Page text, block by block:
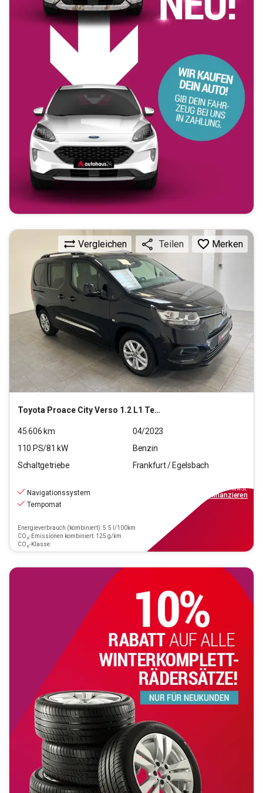
Toyota Proace City Verso 1.2 L1 Team D S/S (EURO 6d)
Vergleichen Teilen Merken
45.606 km
04/2023
110 PS/81 kW
Benzin
Schaltgetriebe
Frankfurt / Egelsbach
Navigationssystem
Tempomat
Energieverbrauch (kombiniert): 5.5 l/100km
CO₂-Emissionen kombiniert: 125 g/km
CO₂-Klasse:
inkl.MwSt.
finanzieren